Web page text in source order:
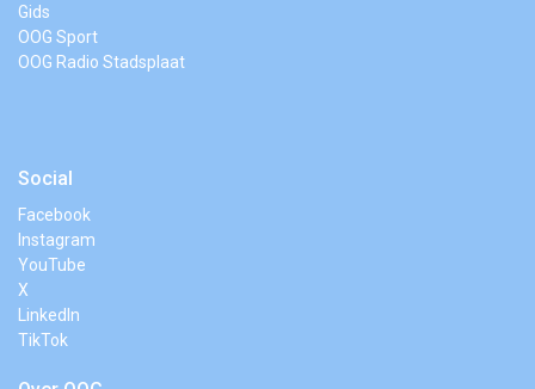
Gids
OOG Sport
OOG Radio Stadsplaat
Social
Facebook
Instagram
YouTube
X
LinkedIn
TikTok